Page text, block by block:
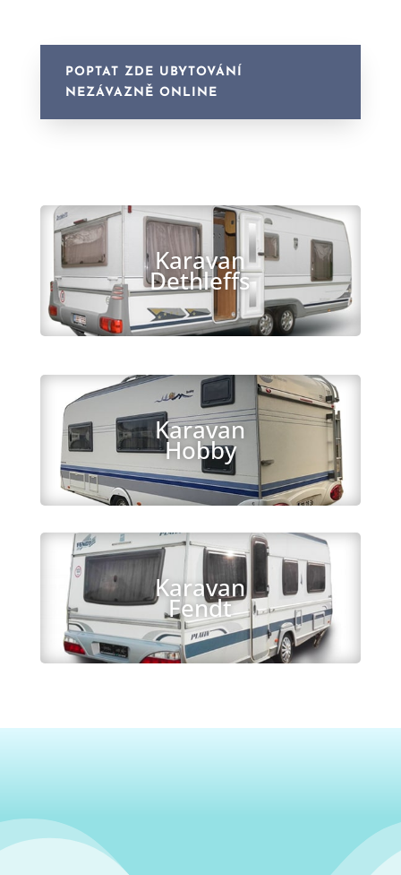
POPTAT ZDE UBYTOVÁNÍ
NEZÁVAZNĚ ONLINE
Karavan
Dethleffs
Karavan
Hobby
Karavan
Fendt